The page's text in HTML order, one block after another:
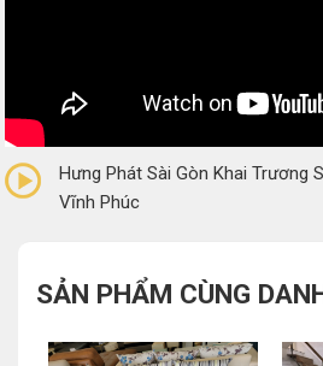
(0 Reviews)
Hưng Phát Sài Gòn Khai Trương
Vĩnh Phúc
SẢN PHẨM CÙNG